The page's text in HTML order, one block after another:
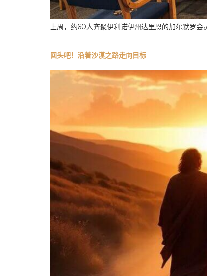
上周，约60人齐聚伊利诺伊州达里恩的加尔默罗
回头吧！沿着沙漠之路走向目标